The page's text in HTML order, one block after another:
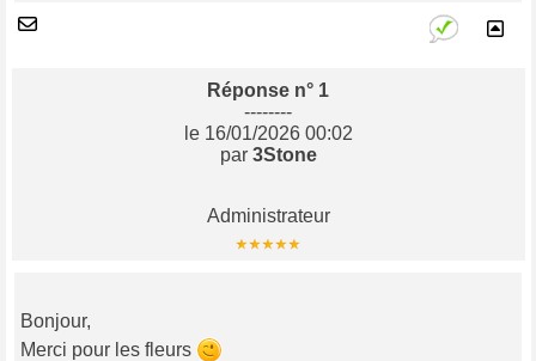
Réponse n° 1
--------
le 16/01/2026 00:02
par 3Stone
Administrateur
Bonjour,
Merci pour les fleurs